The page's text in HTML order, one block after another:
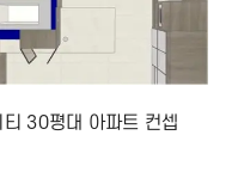
30평대 아파트 컨셉